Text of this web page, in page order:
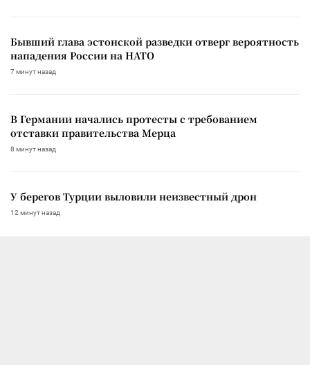
Бывший глава эстонской разведки отверг вероятность
нападения России на НАТО
7 минут назад
В Германии начались протесты с требованием
отставки правительства Мерца
8 минут назад
У берегов Турции выловили неизвестный дрон
12 минут назад